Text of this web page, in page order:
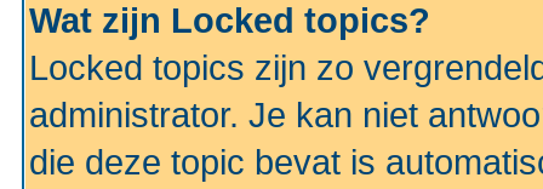
Wat zijn Locked topics?
Locked topics zijn zo
administrator. Je kan niet
die deze topic bevat is